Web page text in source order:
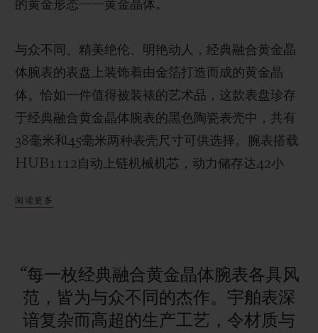
的黄金形态——黄金晶体。
与众不同、精美绝伦、明艳动人，经典融合黄金晶
体腕表的表盘上装饰着由金箔打造而成的黄金晶
体。恰如一件值得被装裱的艺术品，这款表盘珍存
于经典融合黄金晶体腕表的黑色陶瓷表壳中，共有
38毫米和45毫米两种表壳尺寸可供选择。腕表搭载
HUB1112自动上链机械机芯，动力储存达42小
腕间。
阅读更多
“每一枚经典融合黄金晶体腕表各具风
范，皆为与众不同的杰作。宇舶表深
谙复杂而高超的生产工艺，令材质与
安全支付
礼品小袋